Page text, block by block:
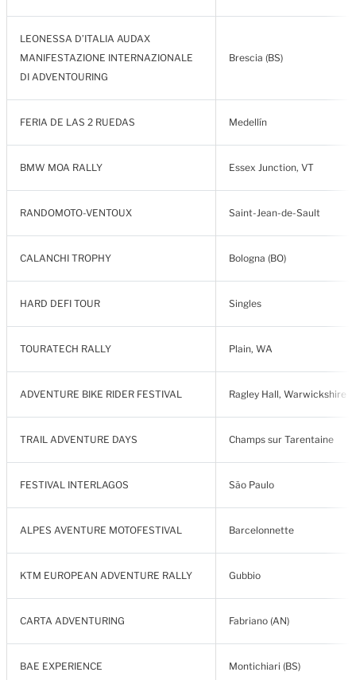
LEONESSA D’ITALIA AUDAX
MANIFESTAZIONE INTERNAZIONALE
DI ADVENTOURING
Brescia (BS)
FERIA DE LAS 2 RUEDAS Medellín
BMW MOA RALLY Essex Junction, VT
RANDOMOTO-VENTOUX Saint-Jean-de-Sault
CALANCHI TROPHY Bologna (BO)
HARD DEFI TOUR Singles
TOURATECH RALLY Plain, WA
ADVENTURE BIKE RIDER FESTIVAL Ragley Hall, Warwickshire
TRAIL ADVENTURE DAYS Champs sur Tarentaine
FESTIVAL INTERLAGOS São Paulo
ALPES AVENTURE MOTOFESTIVAL Barcelonnette
KTM EUROPEAN ADVENTURE RALLY Gubbio
CARTA ADVENTURING Fabriano (AN)
BAE EXPERIENCE Montichiari (BS)